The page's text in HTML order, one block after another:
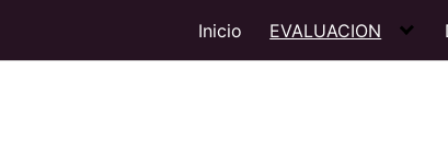
Inicio EVALUACION